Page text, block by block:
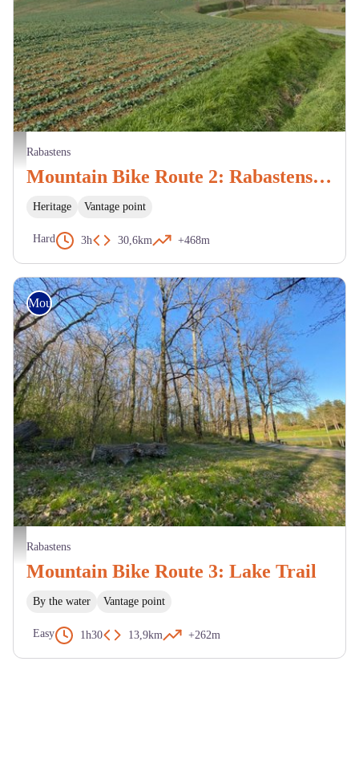
Environs de Rabastens - M. Cazeméa
Rabastens
Mountain Bike Route 2: Rabastens to Saint-Martin
Heritage Vantage point
Hard 3h 30,6km +468m
Lac des Auzerals - M. Cazeméa
Mountain Bike
Rabastens
Mountain Bike Route 3: Lake Trail
By the water Vantage point
Easy 1h30 13,9km +262m